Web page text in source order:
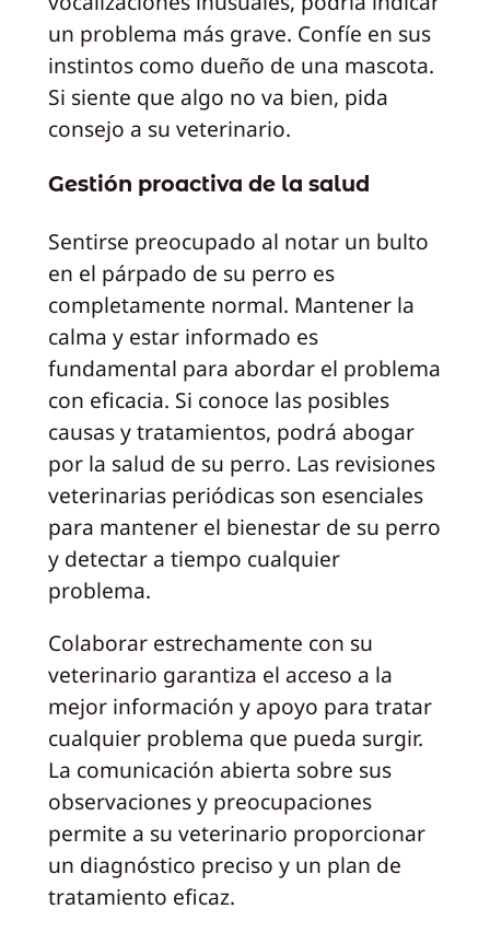
un problema más grave. Confíe en sus
instintos como dueño de una mascota.
Si siente que algo no va bien, pida
consejo a su veterinario.
Gestión proactiva de la salud
Sentirse preocupado al notar un bulto
en el párpado de su perro es
completamente normal. Mantener la
calma y estar informado es
fundamental para abordar el problema
con eficacia. Si conoce las posibles
causas y tratamientos, podrá abogar
por la salud de su perro. Las revisiones
veterinarias periódicas son esenciales
para mantener el bienestar de su perro
y detectar a tiempo cualquier
problema.
Colaborar estrechamente con su
veterinario garantiza el acceso a la
mejor información y apoyo para tratar
cualquier problema que pueda surgir.
La comunicación abierta sobre sus
observaciones y preocupaciones
permite a su veterinario proporcionar
un diagnóstico preciso y un plan de
tratamiento eficaz.